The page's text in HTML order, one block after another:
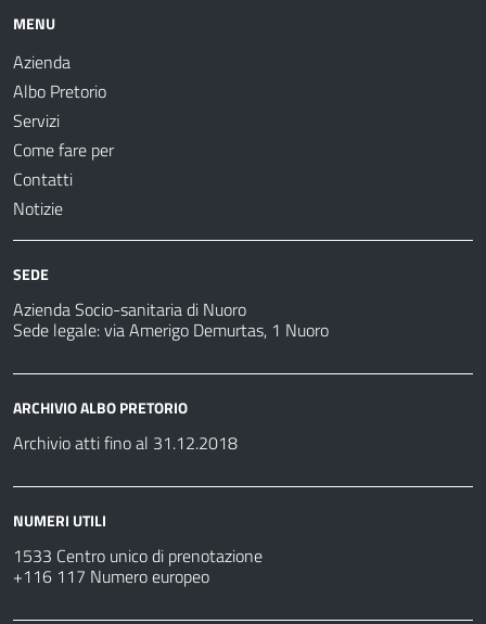
MENU
Azienda
Albo Pretorio
Servizi
Come fare per
Contatti
Notizie
SEDE
Azienda Socio-sanitaria di Nuoro
Sede legale: via Amerigo Demurtas, 1 Nuoro
ARCHIVIO ALBO PRETORIO
Archivio atti fino al 31.12.2018
NUMERI UTILI
1533 Centro unico di prenotazione
+116 117 Numero europeo